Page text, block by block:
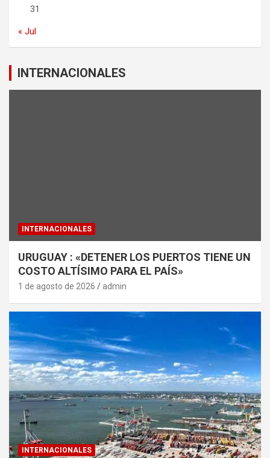
31
« Jul
INTERNACIONALES
INTERNACIONALES
URUGUAY : «DETENER LOS PUERTOS TIENE UN
COSTO ALTÍSIMO PARA EL PAÍS»
1 de agosto de 2026 admin
INTERNACIONALES